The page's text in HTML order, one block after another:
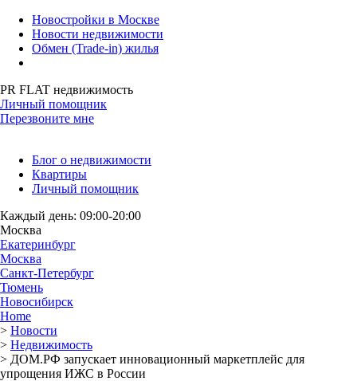
Новостройки в Москве
Новости недвижимости
Обмен (Trade-in) жилья
PR FLAT недвижимость
Личный помощник
Перезвоните мне
Блог о недвижимости
Квартиры
Личный помощник
Каждый день: 09:00-20:00
Москва
Екатеринбург
Москва
Санкт-Петербург
Тюмень
Новосибирск
Home
> Новости
> Недвижимость
> ДОМ.РФ запускает инновационный маркетплейс для
упрощения ИЖС в России